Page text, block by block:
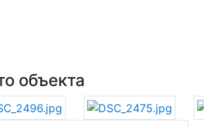
объекта